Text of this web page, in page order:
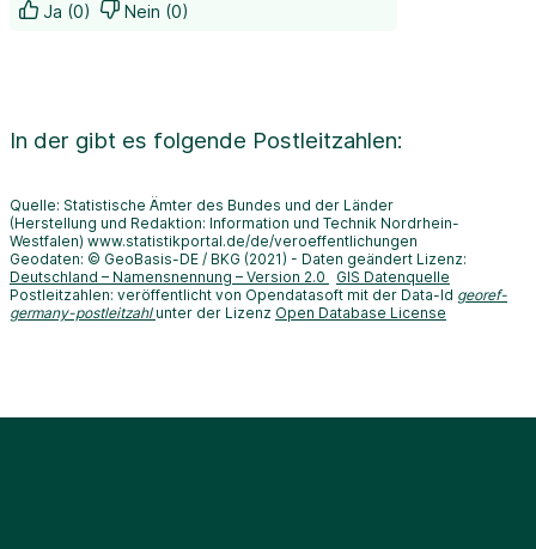
Ja (0) Nein (0)
In der gibt es folgende Postleitzahlen:
Quelle: Statistische Ämter des Bundes und der Länder
(Herstellung und Redaktion: Information und Technik Nordrhein-
Westfalen) www.statistikportal.de/de/veroeffentlichungen
Geodaten: © GeoBasis-DE / BKG (2021) - Daten geändert Lizenz:
Deutschland – Namensnennung – Version 2.0
GIS Datenquelle
Postleitzahlen: veröffentlicht von Opendatasoft mit der Data-Id georef-
germany-postleitzahl unter der Lizenz Open Database License